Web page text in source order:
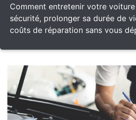
Comment entretenir votre
sécurité, prolonger sa durée de
coûts de réparation sans vous